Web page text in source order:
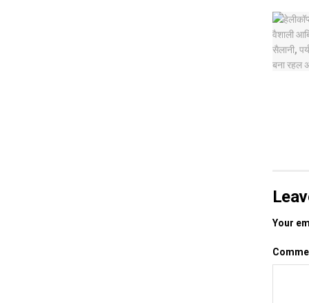
Your